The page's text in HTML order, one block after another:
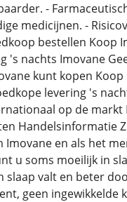
-
medicijnen. -
bestellen Koop
's nachts Imovane
kunt kopen Koop
levering 's
op de markt
Handelsinformatie
en als het
u soms moeilijk in
valt en beter
geen ingewikkelde